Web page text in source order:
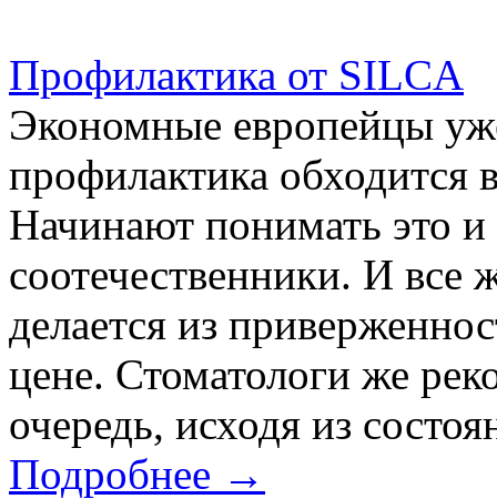
Профилактика от SILCA
Экономные европейцы
профилактика обходится
Начинают понимать это
соотечественники. И все
делается из
цене. Стоматологи же
очередь, исходя из
Подробнее →